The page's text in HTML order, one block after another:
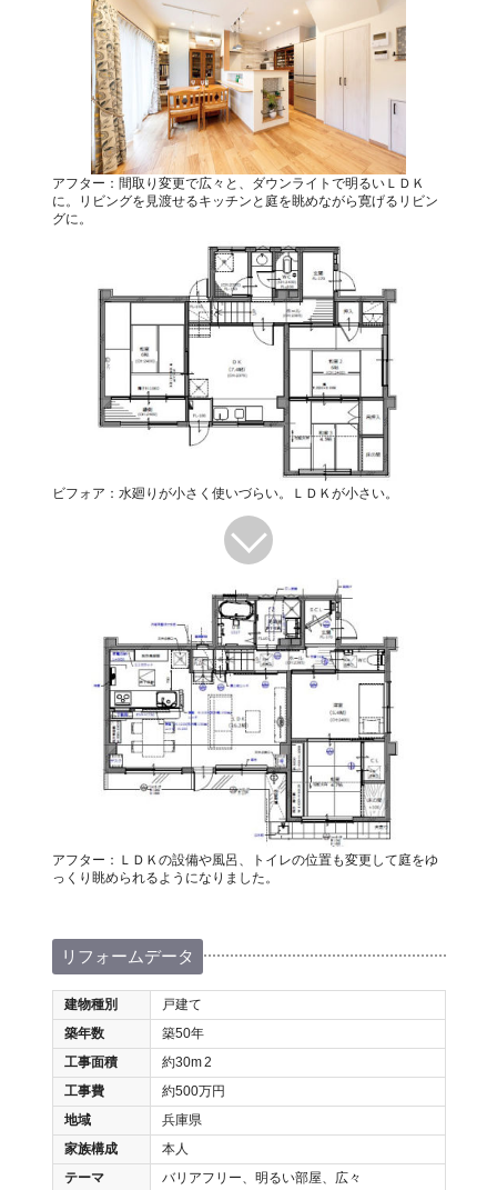
アフター：間取り変更で広々と、ダウンライトで明るいＬＤＫ
に。リビングを見渡せるキッチンと庭を眺めながら寛げるリビン
グに。
ビフォア：水廻りが小さく使いづらい。ＬＤＫが小さい。
アフター：ＬＤＫの設備や風呂、トイレの位置も変更して庭をゆ
っくり眺められるようになりました。
リフォームデータ
建物種別
戸建て
築年数
築50年
工事面積
約30m2
工事費
約500万円
地域
兵庫県
家族構成
本人
テーマ
バリアフリー、明るい部屋、広々